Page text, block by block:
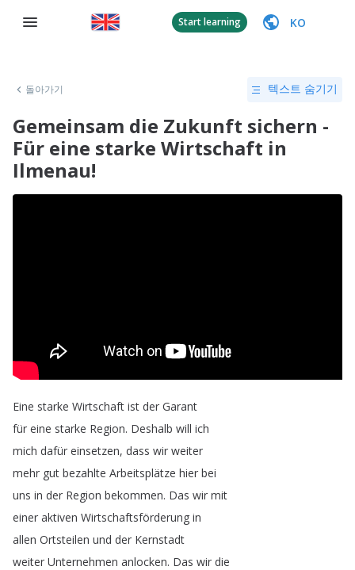
Start learning KO
돌아가기 텍스트 숨기기
Gemeinsam die Zukunft sichern -
Für eine starke Wirtschaft in
Ilmenau!
Eine starke Wirtschaft ist der Garant
für eine starke Region. Deshalb will ich
mich dafür einsetzen, dass wir weiter
mehr gut bezahlte Arbeitsplätze hier bei
uns in der Region bekommen. Das wir mit
einer aktiven Wirtschaftsförderung in
allen Ortsteilen und der Kernstadt
weiter Unternehmen anlocken. Das wir die